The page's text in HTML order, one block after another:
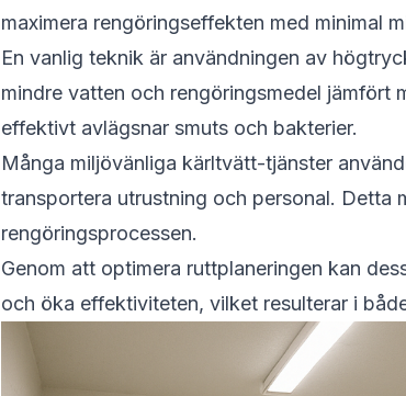
maximera rengöringseffekten med minimal
En vanlig teknik är användningen av
mindre vatten och rengöringsmedel jämfört
effektivt avlägsnar smuts och bakterier.
Många miljövänliga kärltvätt-tjänster
transportera utrustning och personal.
rengöringsprocessen.
Genom att optimera ruttplaneringen kan
och öka effektiviteten, vilket resulterar i